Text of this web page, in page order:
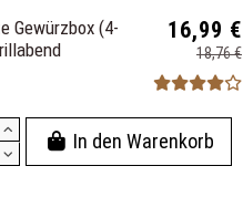
Gewürzbox (4-
16,99 €
18,76 €
In den Warenkorb